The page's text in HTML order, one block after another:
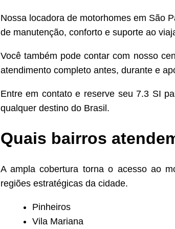
Nossa locadora de motorhomes em São
de manutenção, conforto e suporte ao
Você também pode contar com nosso
atendimento completo antes, durante e
Entre em contato e reserve seu 7.3 SI
qualquer destino do Brasil.
Quais bairros
A ampla cobertura torna o acesso ao
regiões estratégicas da cidade.
Pinheiros
Vila Mariana